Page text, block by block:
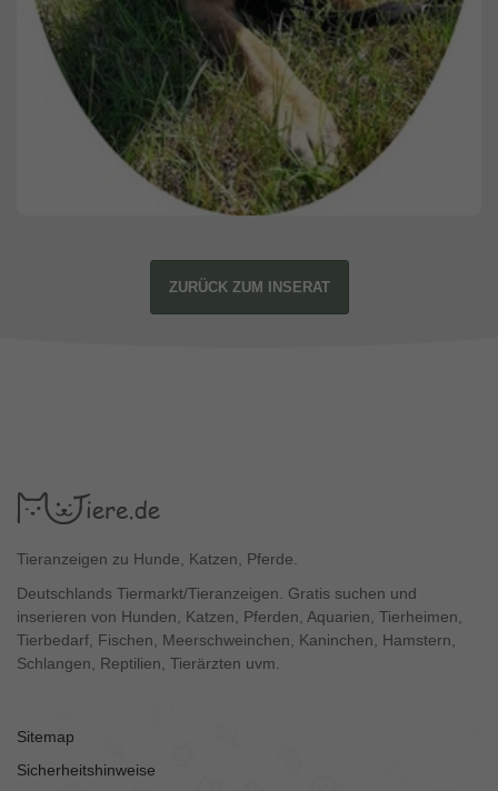
ZURÜCK ZUM INSERAT
Tieranzeigen zu Hunde, Katzen, Pferde.
Deutschlands Tiermarkt/Tieranzeigen. Gratis suchen und
inserieren von Hunden, Katzen, Pferden, Aquarien, Tierheimen,
Tierbedarf, Fischen, Meerschweinchen, Kaninchen, Hamstern,
Schlangen, Reptilien, Tierärzten uvm.
Sitemap
Sicherheitshinweise